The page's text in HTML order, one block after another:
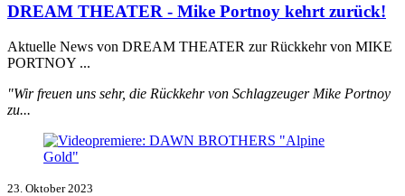
DREAM THEATER - Mike Portnoy kehrt zurück!
Aktuelle News von DREAM THEATER zur Rückkehr von MIKE
PORTNOY ...
"Wir freuen uns sehr, die Rückkehr von Schlagzeuger Mike Portnoy
zu...
23. Oktober 2023